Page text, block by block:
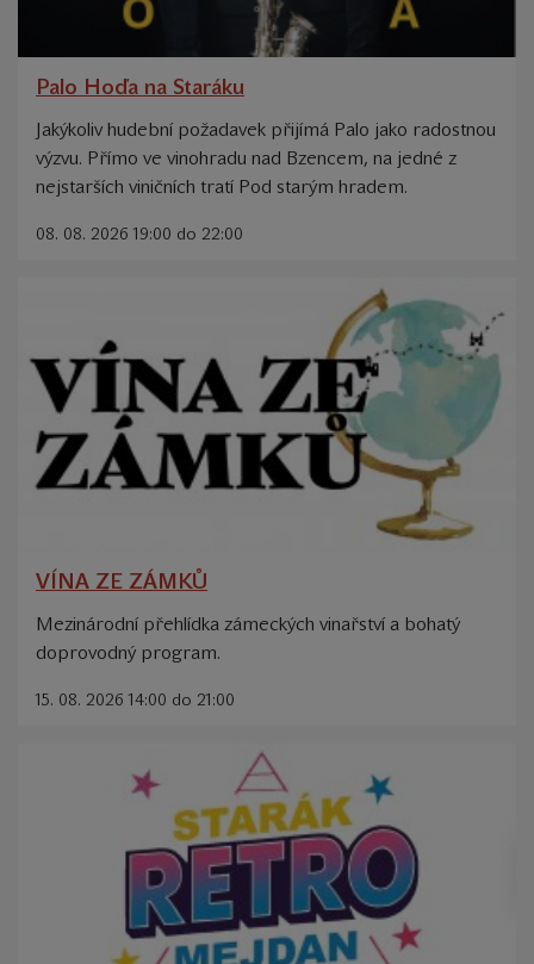
Palo Hoďa na Staráku
Jakýkoliv hudební požadavek přijímá Palo jako radostnou
výzvu. Přímo ve vinohradu nad Bzencem, na jedné z
nejstarších viničních tratí Pod starým hradem.
08. 08. 2026 19:00 do 22:00
VÍNA ZE ZÁMKŮ
Mezinárodní přehlídka zámeckých vinařství a bohatý
doprovodný program.
15. 08. 2026 14:00 do 21:00